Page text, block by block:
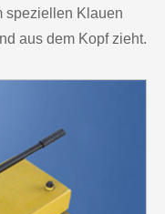
speziellen Klauen
aus dem Kopf zieht.